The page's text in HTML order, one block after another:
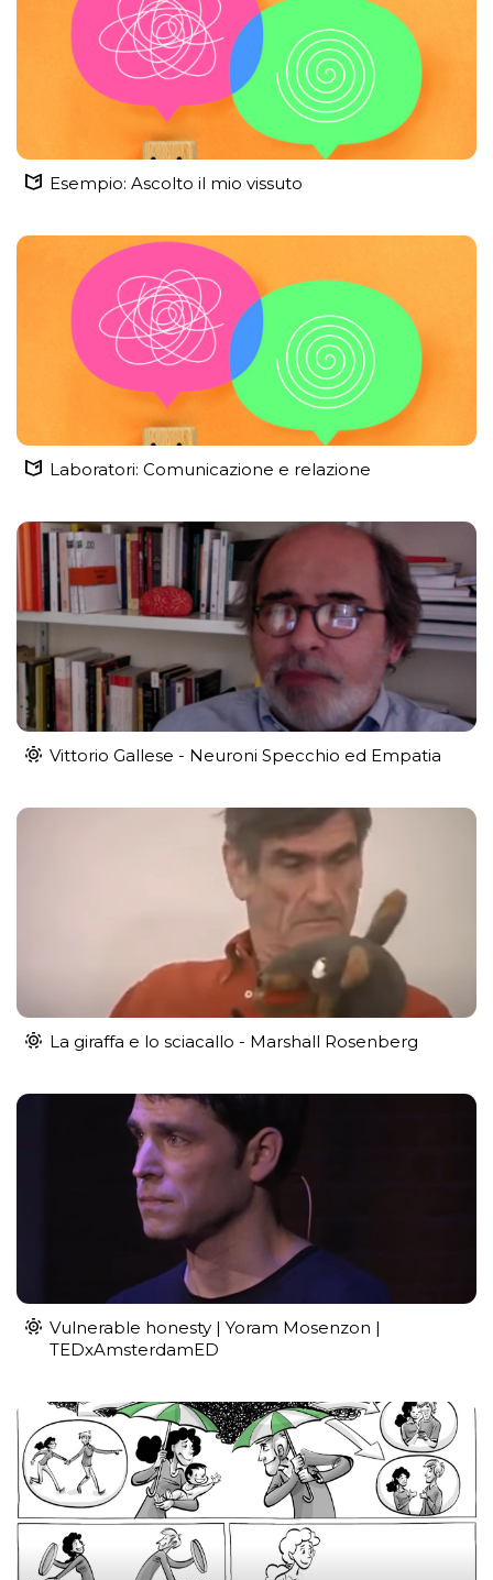
Esempio: Ascolto il mio vissuto
Laboratori: Comunicazione e relazione
Vittorio Gallese - Neuroni Specchio ed Empatia
La giraffa e lo sciacallo - Marshall Rosenberg
Vulnerable honesty | Yoram Mosenzon |
TEDxAmsterdamED